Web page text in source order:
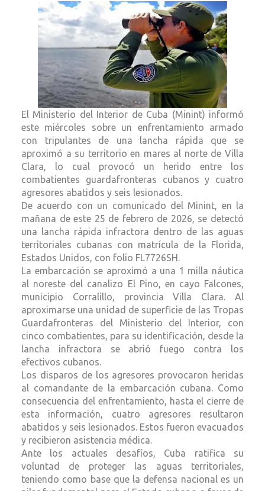
El Ministerio del Interior de Cuba (Minint) informó
este miércoles sobre un enfrentamiento armado
con tripulantes de una lancha rápida que se
aproximó a su territorio en mares al norte de Villa
Clara, lo cual provocó un herido entre los
combatientes guardafronteras cubanos y cuatro
agresores abatidos y seis lesionados.
De acuerdo con un comunicado del Minint, en la
mañana de este 25 de febrero de 2026, se detectó
una lancha rápida infractora dentro de las aguas
territoriales cubanas con matrícula de la Florida,
Estados Unidos, con folio FL7726SH.
La embarcación se aproximó a una 1 milla náutica
al noreste del canalizo El Pino, en cayo Falcones,
municipio Corralillo, provincia Villa Clara. Al
aproximarse una unidad de superficie de las Tropas
Guardafronteras del Ministerio del Interior, con
cinco combatientes, para su identificación, desde la
lancha infractora se abrió fuego contra los
efectivos cubanos.
Los disparos de los agresores provocaron heridas
al comandante de la embarcación cubana. Como
consecuencia del enfrentamiento, hasta el cierre de
esta información, cuatro agresores resultaron
abatidos y seis lesionados. Estos fueron evacuados
y recibieron asistencia médica.
Ante los actuales desafíos, Cuba ratifica su
voluntad de proteger las aguas territoriales,
teniendo como base que la defensa nacional es un